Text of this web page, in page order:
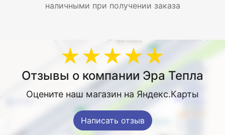
наличными при получении заказа
★★★★★
Отзывы о компании Эра Тепла
Оцените наш магазин на Яндекс.Карты
Написать отзыв